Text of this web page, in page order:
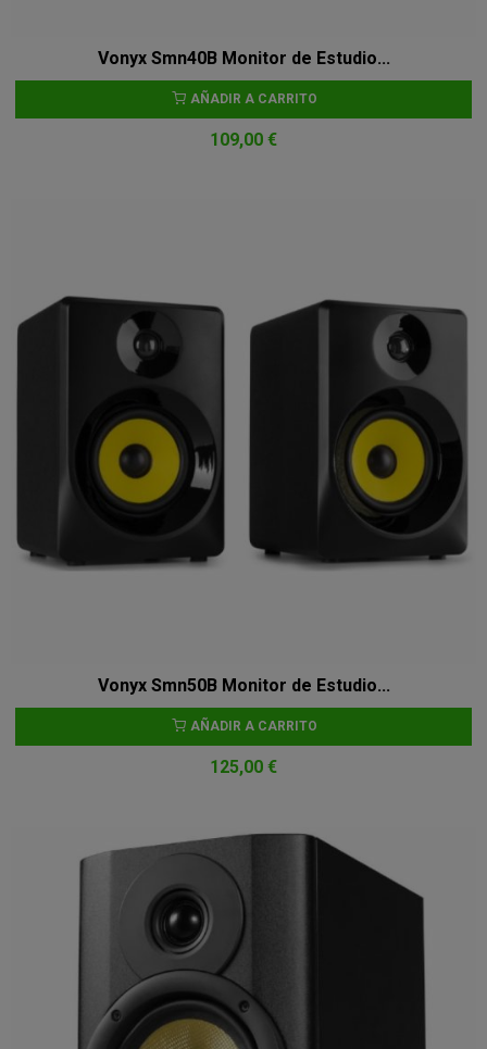
Vonyx Smn40B Monitor de Estudio...
AÑADIR A CARRITO
109,00 €
Vonyx Smn50B Monitor de Estudio...
AÑADIR A CARRITO
125,00 €